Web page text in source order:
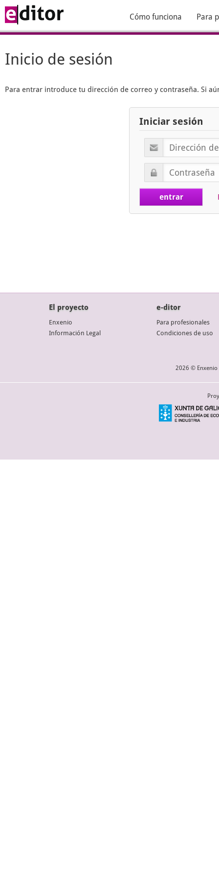
Cómo funciona Para
Inicio de sesión
Para entrar introduce tu dirección de correo y contraseña. Si
Iniciar sesión
El proyecto
Enxenio
Información Legal
e-ditor
Para profesionales
Condiciones de uso
2026 © Enxenio